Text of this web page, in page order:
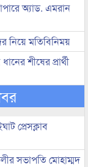
অ্যাড. এমরান
নিয়ে মতিবিনিময়
শীষের প্রার্থী
প্রেসক্লাব
সভাপতি মোহাম্মদ